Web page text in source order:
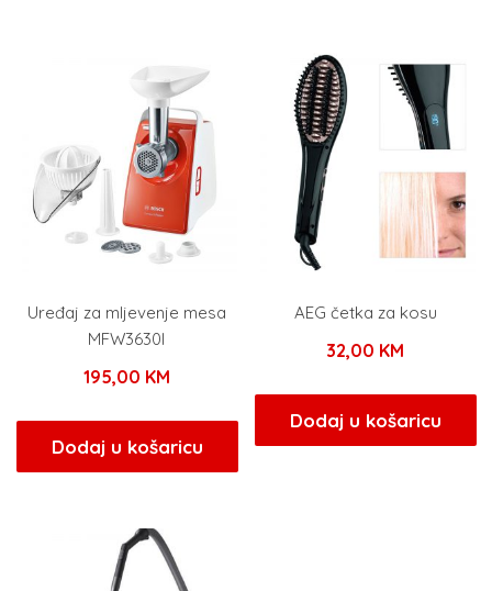
Uređaj za mljevenje mesa
MFW3630I
195,00 KM
Dodaj u košaricu
AEG četka za kosu
32,00 KM
Dodaj u košaricu